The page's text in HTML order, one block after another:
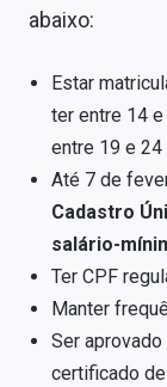
abaixo:
Estar
ter entre 14
entre 19 e 24
Até 7 de
Cadastro
salário-
Ter CPF
Manter
Ser
certificado